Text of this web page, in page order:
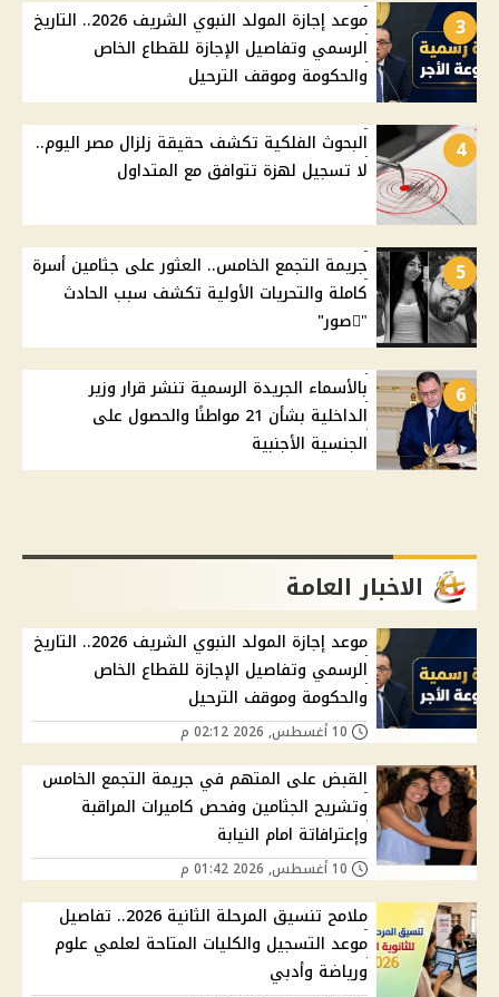
3
موعد إجازة المولد النبوي الشريف 2026.. التاريخ
الرسمي وتفاصيل الإجازة للقطاع الخاص
والحكومة وموقف الترحيل
4
البحوث الفلكية تكشف حقيقة زلزال مصر اليوم..
لا تسجيل لهزة تتوافق مع المتداول
5
جريمة التجمع الخامس.. العثور على جثامين أسرة
كاملة والتحريات الأولية تكشف سبب الحادث
"ًصور"
6
بالأسماء الجريدة الرسمية تنشر قرار وزير
الداخلية بشأن 21 مواطنًا والحصول على
الجنسية الأجنبية
الاخبار العامة
موعد إجازة المولد النبوي الشريف 2026.. التاريخ
الرسمي وتفاصيل الإجازة للقطاع الخاص
والحكومة وموقف الترحيل
القبض على المتهم في جريمة التجمع الخامس
وتشريح الجثامين وفحص كاميرات المراقبة
وإعترافاتة امام النيابة
ملامح تنسيق المرحلة الثانية 2026.. تفاصيل
موعد التسجيل والكليات المتاحة لعلمي علوم
ورياضة وأدبي